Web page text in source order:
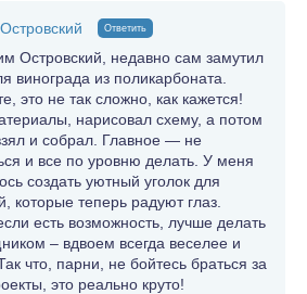
Ответить
Островский, недавно сам замутил
винограда из поликарбоната.
это не так сложно, как кажется!
нарисовал схему, а потом
и собрал. Главное — не
и все по уровню делать. У меня
создать уютный уголок для
которые теперь радуют глаз.
есть возможность, лучше делать
– вдвоем всегда веселее и
что, парни, не бойтесь браться за
это реально круто!